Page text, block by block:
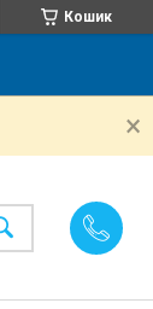
Кошик